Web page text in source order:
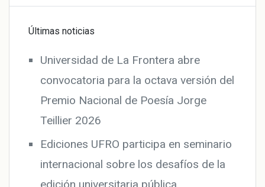
Últimas noticias
Universidad de La Frontera abre
convocatoria para la octava versión del
Premio Nacional de Poesía Jorge
Teillier 2026
Ediciones UFRO participa en seminario
internacional sobre los desafíos de la
edición universitaria pública